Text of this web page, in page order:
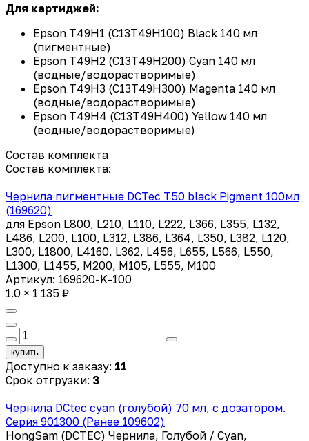
Для картиджей:
Epson T49H1 (C13T49H100) Black 140 мл
(пигментные)
Epson T49H2 (C13T49H200) Cyan 140 мл
(водные/водорастворимые)
Epson T49H3 (C13T49H300) Magenta 140 мл
(водные/водорастворимые)
Epson T49H4 (C13T49H400) Yellow 140 мл
(водные/водорастворимые)
Состав комплекта
Состав комплекта:
Чернила пигментные DCTec T50 black Pigment 100мл
(169620)
для Epson L800, L210, L110, L222, L366, L355, L132,
L486, L200, L100, L312, L386, L364, L350, L382, L120,
L300, L1800, L4160, L362, L456, L655, L566, L550,
L1300, L1455, M200, M105, L555, M100
Артикул: 169620-K-100
1.0 × 1 135 ₽
купить
Доступно к заказу: 11
Срок отгрузки: 3
Чернила DCtec сyan (голубой) 70 мл, с дозатором.
Серия 901300 (Ранее 109602)
HongSam (DCTEC) Чернила, Голубой / Cyan,